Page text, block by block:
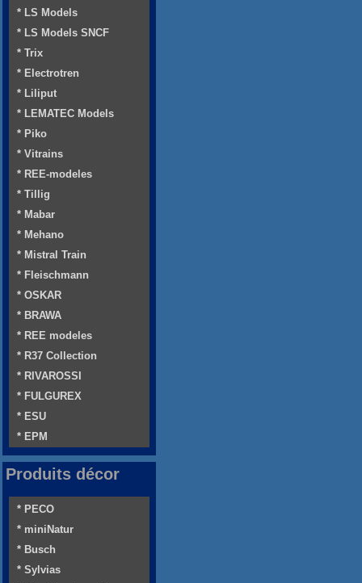
* LS Models
* LS Models SNCF
* Trix
* Electrotren
* Liliput
* LEMATEC Models
* Piko
* Vitrains
* REE-modeles
* Tillig
* Mabar
* Mehano
* Mistral Train
* Fleischmann
* OSKAR
* BRAWA
* REE modeles
* R37 Collection
* RIVAROSSI
* FULGUREX
* ESU
* EPM
Produits décor
* PECO
* miniNatur
* Busch
* Sylvias